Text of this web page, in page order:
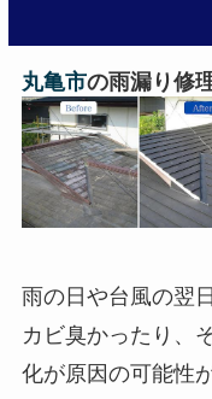
丸亀市の雨漏り修
雨の日や台風の翌
カビ臭かったり、
化が原因の可能性